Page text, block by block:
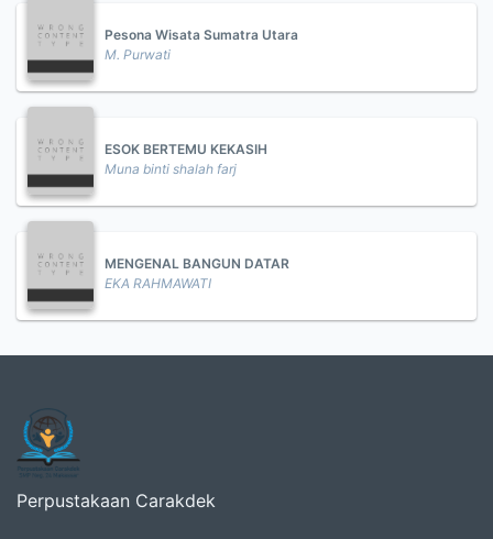
Pesona Wisata Sumatra Utara
M. Purwati
ESOK BERTEMU KEKASIH
Muna binti shalah farj
MENGENAL BANGUN DATAR
EKA RAHMAWATI
Perpustakaan Carakdek